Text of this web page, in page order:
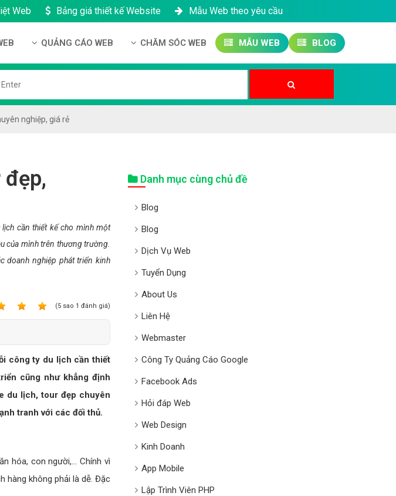
Web Bảng giá thiết kế Website Mẫu Web theo yêu cầu
IOS
QUẢNG CÁO WEB
Quảng Cáo Banner
CHĂM SÓC WEB MẪU WEB BLOG
nghiệp, giá rẻ
lịch cần thiết kế cho mình một
của mình trên thương trường.
doanh nghiệp phát triển kinh
(5 sao 1 đánh giá)
công ty du lịch cần thiết
cũng như khẳng định
du lịch, tour đẹp chuyên
tranh với các đối thủ.
hóa, con người,… Chính vì
hàng không phải là dễ. Đặc
Danh mục cùng chủ đề
Blog
Blog
Dịch Vụ Web
Tuyển Dụng
About Us
Liên Hệ
Webmaster
Công Ty Quảng Cáo Google
Facebook Ads
Hỏi đáp Web
Web Design
Kinh Doanh
App Mobile
Lập Trình Viên PHP